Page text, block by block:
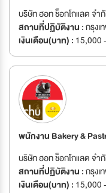
บริษัท ฮอท ช็อกโกแลต จ
สถานที่ปฏิบัติงาน :กรุง
เงินเดือน(บาท) : 15,000
พนักงาน Bakery &
บริษัท ฮอท ช็อกโกแลต จ
สถานที่ปฏิบัติงาน :กรุง
เงินเดือน(บาท) : 15,000